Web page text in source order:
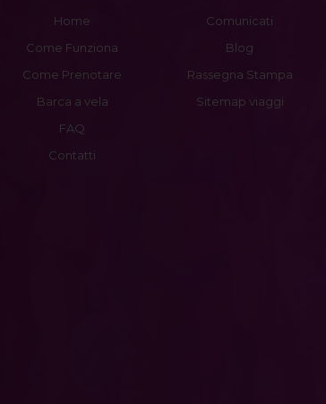
Home
Come Funziona
Come Prenotare
Barca a vela
FAQ
Contatti
Comunicati
Blog
Rassegna Stampa
Sitemap viaggi